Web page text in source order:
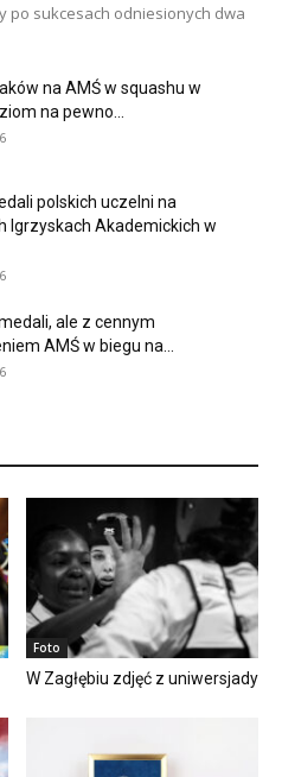
po sukcesach odniesionych dwa
na AMŚ w squashu w
na pewno...
polskich uczelni na
Igrzyskach Akademickich w
ale z cennym
AMŚ w biegu na...
Foto
W Zagłębiu zdjęć z uniwersjady